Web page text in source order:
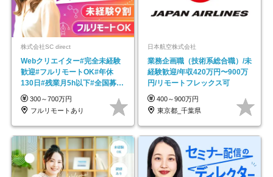
株式会社SC direct
Webクリエイター#完全未経験
歓迎#フルリモートOK#年休
130日#残業月5h以下#全国募集
#最大1年の研修
300～700万円
フルリモートあり
日本航空株式会社
業務企画職（技術系総合職）/未
経験歓迎/年収420万円〜900万
円/リモートフレックス可
400～900万円
東京都_千葉県